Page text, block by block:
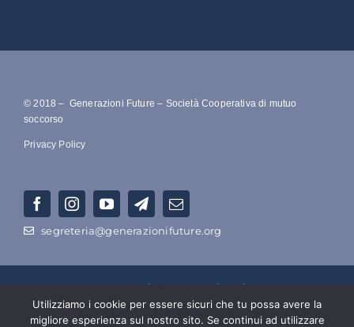
© 2018 – Generazioni Future – Società Cooperativa di mutuo
soccorso
Privacy Policy
segreteria@generazionifuture.org
RAGIONE SOCIALE –Società Cooperativa Di Mutuo Soccorso
Ecologico a Azionariato Popolare Intergenerazionale
Utilizziamo i cookie per essere sicuri che tu possa avere la
migliore esperienza sul nostro sito. Se continui ad utilizzare